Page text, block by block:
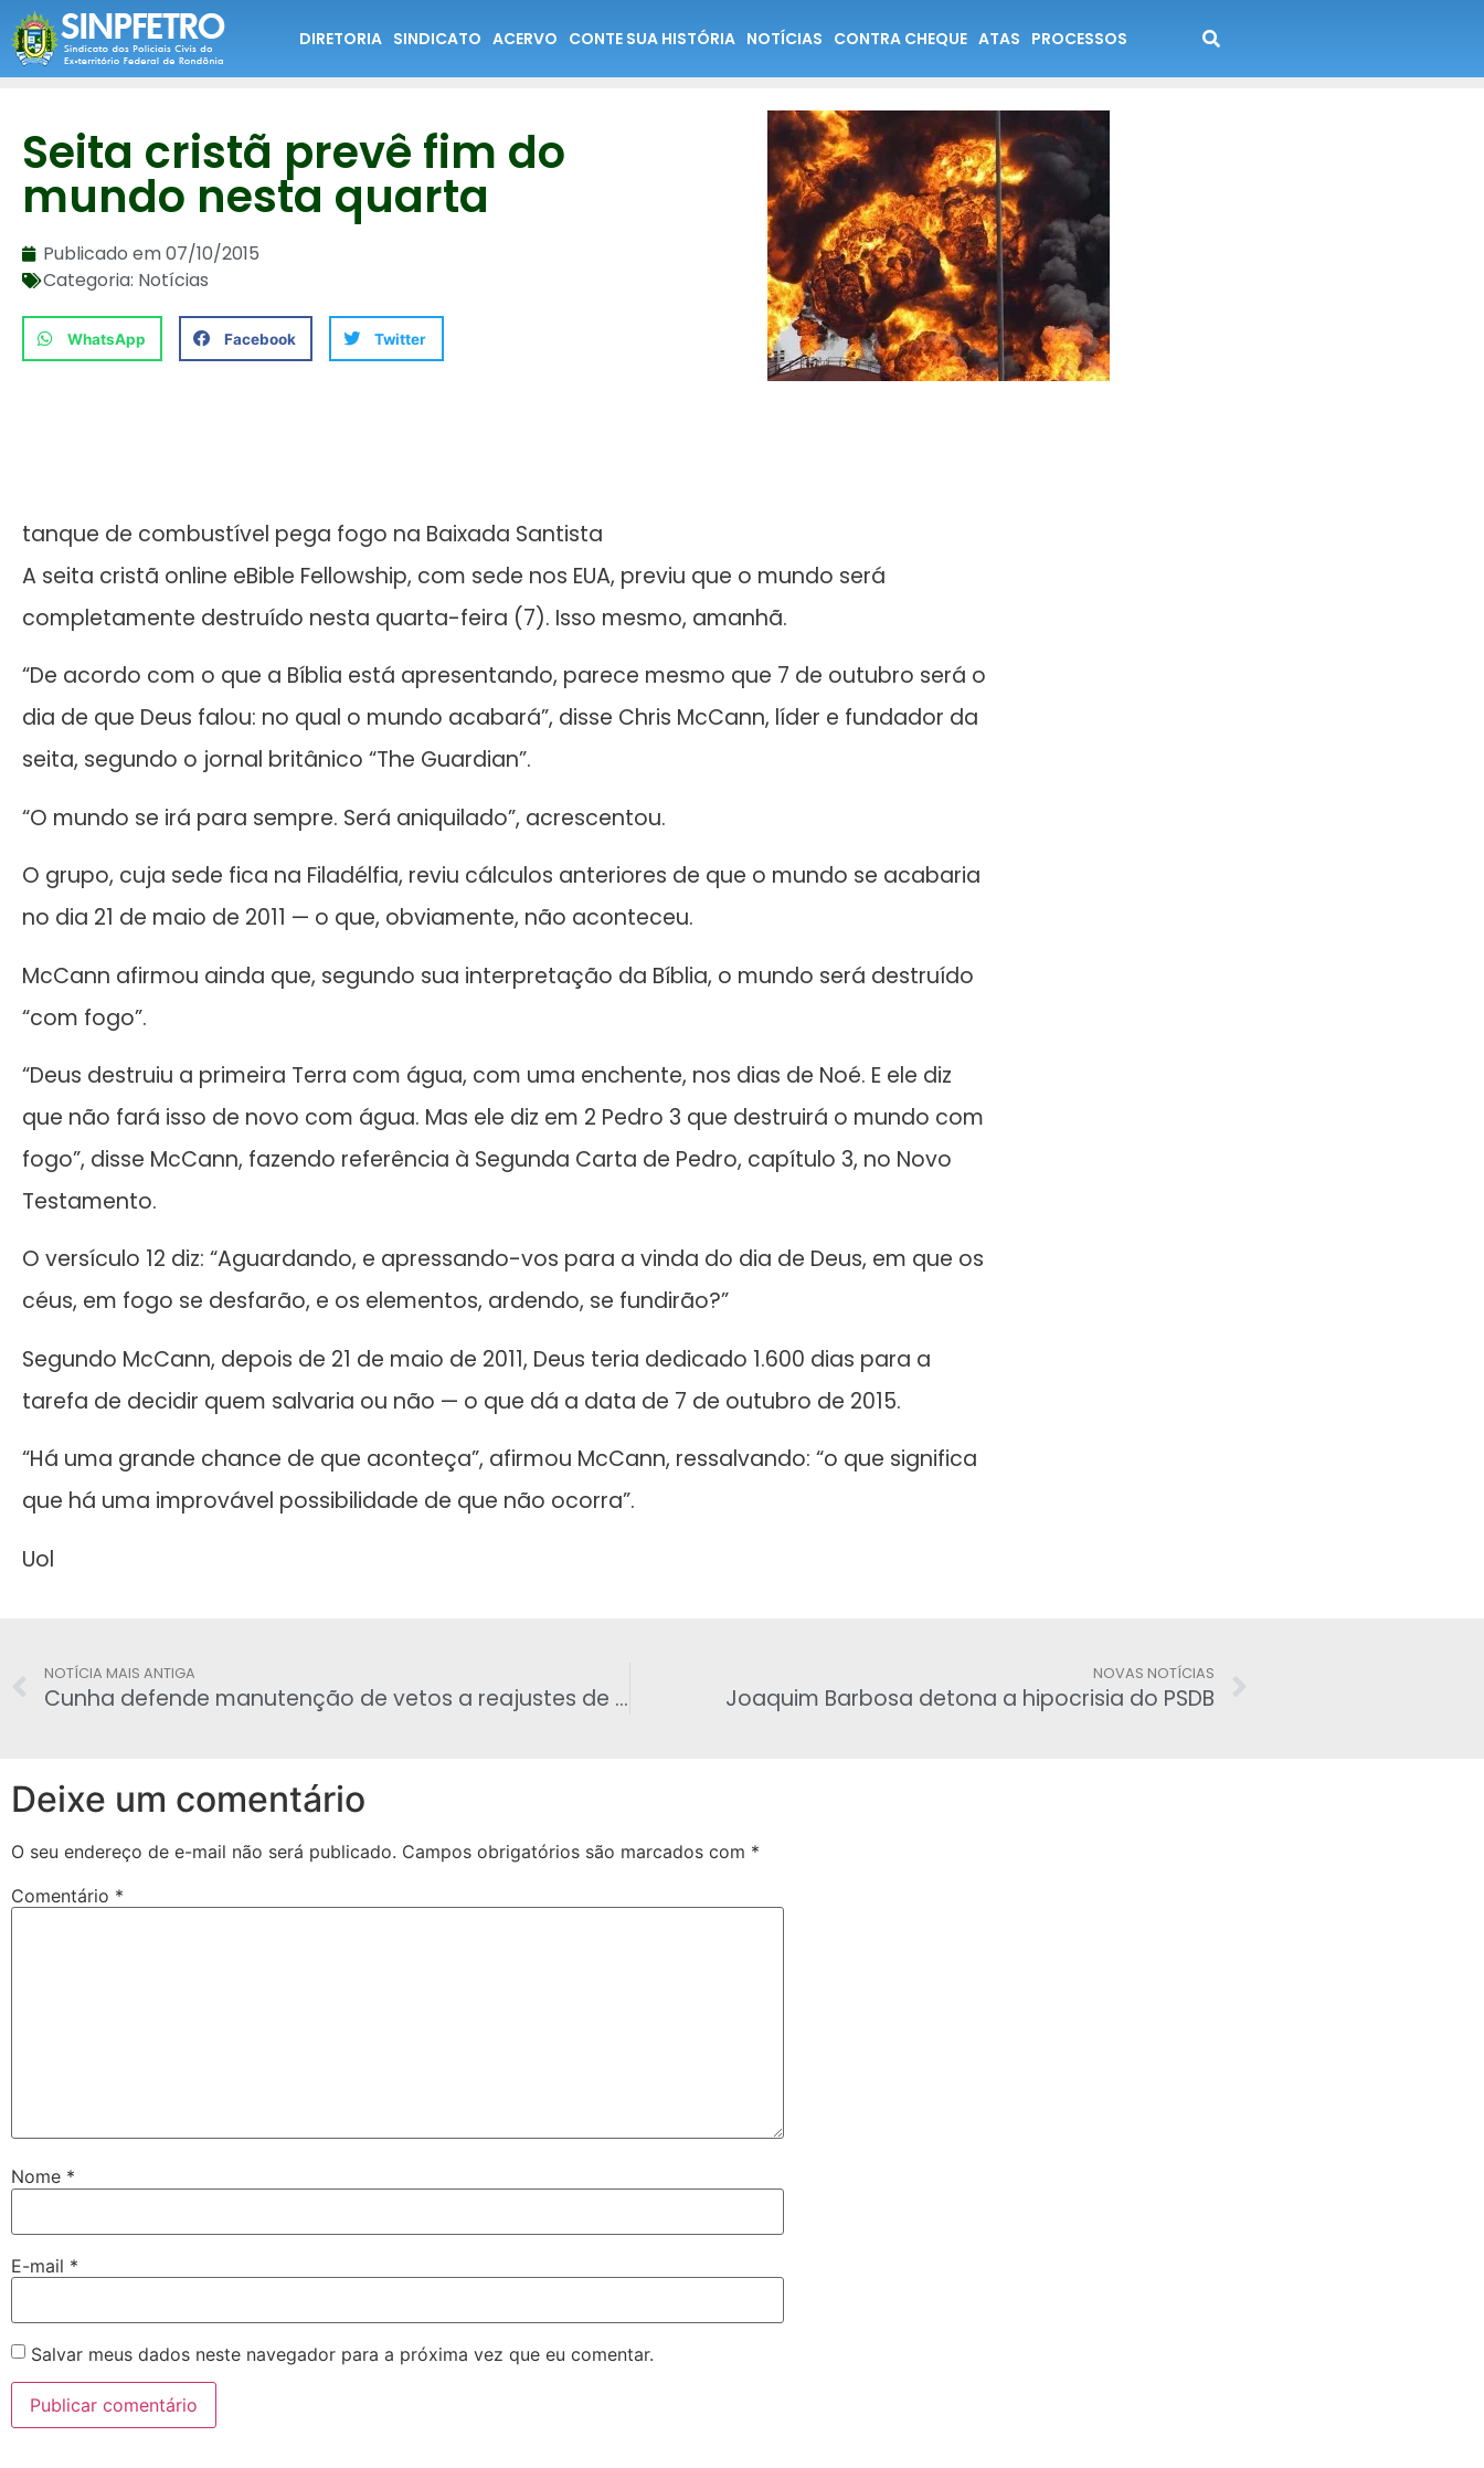
DIRETORIA SINDICATO ACERVO CONTE SUA HISTÓRIA NOTÍCIAS CONTRA CHEQUE ATAS PROCESSOS
Seita cristã prevê fim do
mundo nesta quarta
Publicado em07/10/2015
Categoria: Notícias
WhatsApp Facebook Twitter
tanque de combustível pega fogo na Baixada Santista
A seita cristã online eBible Fellowship, com sede nos EUA, previu que o mundo será
completamente destruído nesta quarta-feira (7). Isso mesmo, amanhã.
“De acordo com o que a Bíblia está apresentando, parece mesmo que 7 de outubro será o
dia de que Deus falou: no qual o mundo acabará”, disse Chris McCann, líder e fundador da
seita, segundo o jornal britânico “The Guardian”.
“O mundo se irá para sempre. Será aniquilado”, acrescentou.
O grupo, cuja sede fica na Filadélfia, reviu cálculos anteriores de que o mundo se acabaria
no dia 21 de maio de 2011 — o que, obviamente, não aconteceu.
McCann afirmou ainda que, segundo sua interpretação da Bíblia, o mundo será destruído
“com fogo”.
“Deus destruiu a primeira Terra com água, com uma enchente, nos dias de Noé. E ele diz
que não fará isso de novo com água. Mas ele diz em 2 Pedro 3 que destruirá o mundo com
fogo”, disse McCann, fazendo referência à Segunda Carta de Pedro, capítulo 3, no Novo
Testamento.
O versículo 12 diz: “Aguardando, e apressando-vos para a vinda do dia de Deus, em que os
céus, em fogo se desfarão, e os elementos, ardendo, se fundirão?”
Segundo McCann, depois de 21 de maio de 2011, Deus teria dedicado 1.600 dias para a
tarefa de decidir quem salvaria ou não — o que dá a data de 7 de outubro de 2015.
“Há uma grande chance de que aconteça”, afirmou McCann, ressalvando: “o que significa
que há uma improvável possibilidade de que não ocorra”.
Uol
NOTÍCIA MAIS ANTIGA
Cunha defende manutenção de vetos a reajustes de servidores
NOVAS NOTÍCIAS
Joaquim Barbosa detona a hipocrisia do PSDB
Deixe um comentário
O seu endereço de e-mail não será publicado. Campos obrigatórios são marcados com *
Comentário *
Nome *
E-mail *
Salvar meus dados neste navegador para a próxima vez que eu comentar.